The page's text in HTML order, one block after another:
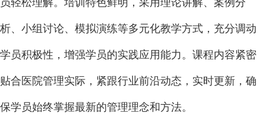
员轻松理解。培训特色鲜明，采用理论讲解、案例分
析、小组讨论、模拟演练等多元化教学方式，充分调动
学员积极性，增强学员的实践应用能力。课程内容紧密
贴合医院管理实际，紧跟行业前沿动态，实时更新，确
保学员始终掌握最新的管理理念和方法。